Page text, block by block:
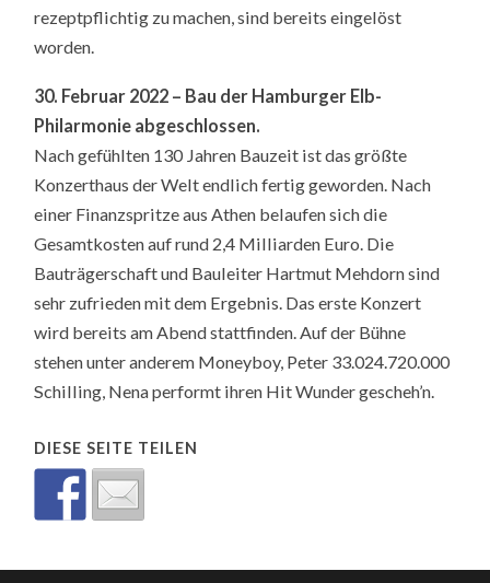
rezeptpflichtig zu machen, sind bereits eingelöst
worden.
30. Februar 2022 – Bau der Hamburger Elb-
Philarmonie abgeschlossen.
Nach gefühlten 130 Jahren Bauzeit ist das größte
Konzerthaus der Welt endlich fertig geworden. Nach
einer Finanzspritze aus Athen belaufen sich die
Gesamtkosten auf rund 2,4 Milliarden Euro. Die
Bauträgerschaft und Bauleiter Hartmut Mehdorn sind
sehr zufrieden mit dem Ergebnis. Das erste Konzert
wird bereits am Abend stattfinden. Auf der Bühne
stehen unter anderem Moneyboy, Peter 33.024.720.000
Schilling, Nena performt ihren Hit Wunder gescheh’n.
DIESE SEITE TEILEN